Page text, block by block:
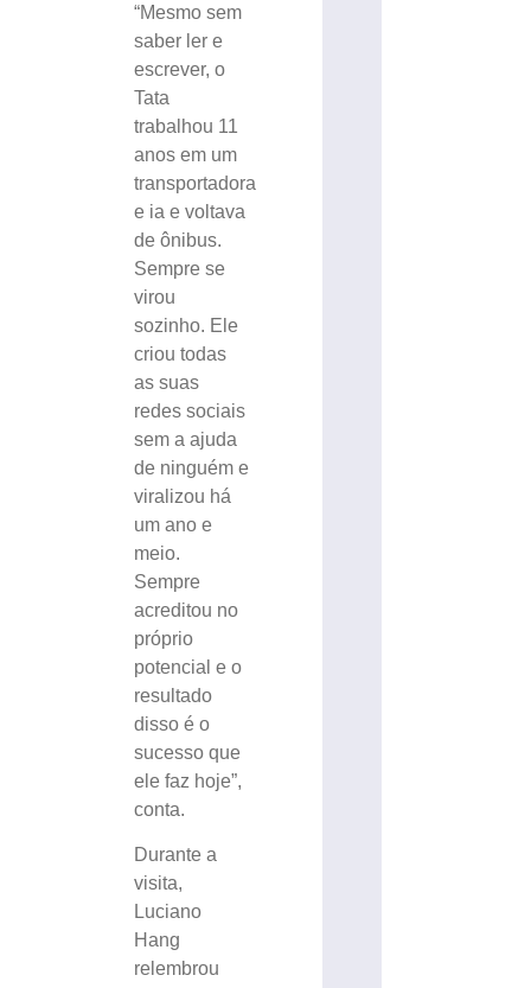
“Mesmo sem
saber ler e
escrever, o
Tata
trabalhou 11
anos em um
transportadora
e ia e voltava
de ônibus.
Sempre se
virou
sozinho. Ele
criou todas
as suas
redes sociais
sem a ajuda
de ninguém e
viralizou há
um ano e
meio.
Sempre
acreditou no
próprio
potencial e o
resultado
disso é o
sucesso que
ele faz hoje”,
conta.
Durante a
visita,
Luciano
Hang
relembrou